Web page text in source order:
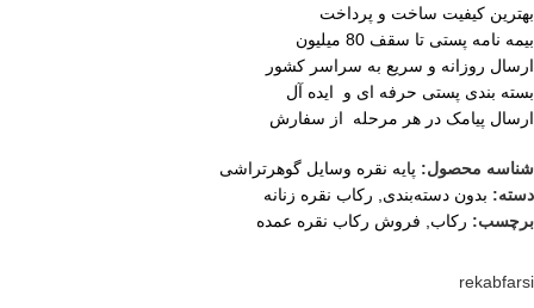
بهترین کیفیت ساخت و پرداخت
بیمه نامه پستی تا سقف 80 میلیون
ارسال روزانه و سریع به سراسر کشور
بسته بندی پستی حرفه ای و ایده آل
ارسال پیامک در هر مرحله از سفارش
شناسه محصول: پایه نقره وسایل گوهرتراشی
دسته: بدون دسته‌بندی, رکاب نقره زنانه
برچسب: رکاب, فروش رکاب نقره عمده
rekabfarsi